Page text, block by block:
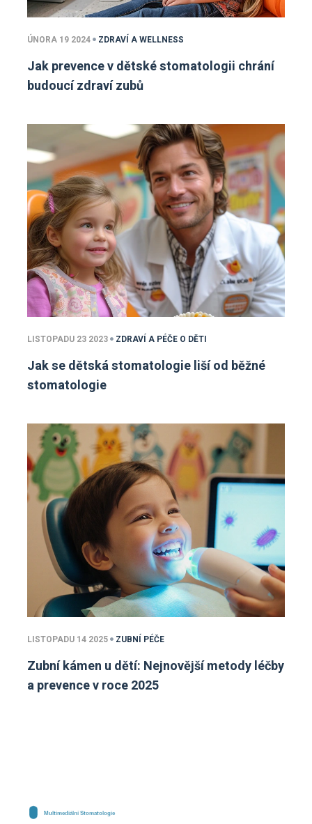
ÚNORA 19 2024 ZDRAVÍ A WELLNESS
Jak prevence v dětské stomatologii chrání
budoucí zdraví zubů
LISTOPADU 23 2023 ZDRAVÍ A PÉČE O DĚTI
Jak se dětská stomatologie liší od běžné
stomatologie
LISTOPADU 14 2025 ZUBNÍ PÉČE
Zubní kámen u dětí: Nejnovější metody léčby
a prevence v roce 2025